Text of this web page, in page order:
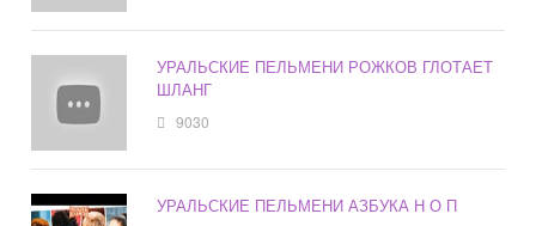
УРАЛЬСКИЕ ПЕЛЬМЕНИ РОЖКОВ ГЛОТАЕТ
ШЛАНГ
9030
УРАЛЬСКИЕ ПЕЛЬМЕНИ АЗБУКА Н О П